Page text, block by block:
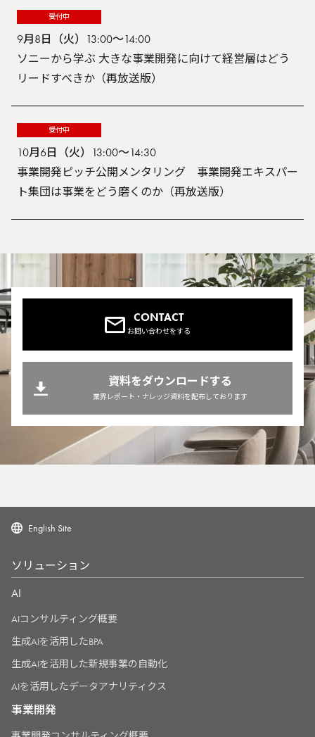
ソニーから学ぶ 大きな事業開発に向けて経営層はどう
リードすべきか（再放送版）
9月8日（火）13:00～14:00
受付中
事業開発ピッチ公開メンタリング 事業開発エキスパー
ト集団は事業をどう磨くのか（再放送版）
10月6日（火）13:00～14:30
受付中
CONTACT
お問い合わせをする
資料をダウンロードする
業界レポート・ナレッジ資料を配布しております
English Site
ソリューション
AI
AIコンサルティング概要
生成AIを活用したBPA
生成AIを活用した新規事業の自動化
AIを活用したデータアナリティクス
事業開発